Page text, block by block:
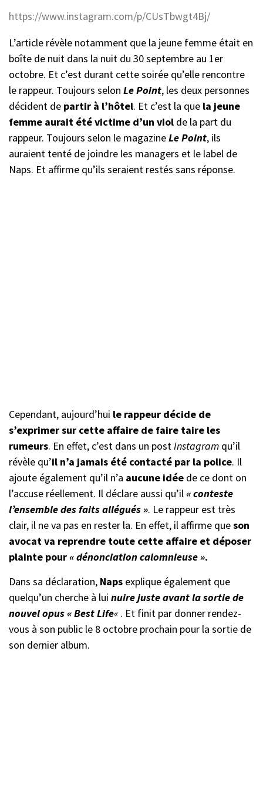
https://www.instagram.com/p/CUsTbwgt4Bj/
L’article révèle notamment que la jeune femme était en
boîte de nuit dans la nuit du 30 septembre au 1er
octobre. Et c’est durant cette soirée qu’elle rencontre
le rappeur. Toujours selon Le Point, les deux personnes
décident de partir à l’hôtel. Et c’est la que la jeune
femme aurait été victime d’un viol de la part du
rappeur. Toujours selon le magazineLe Point, ils
auraient tenté de joindre les managers et le label de
Naps. Et affirme qu’ils seraient restés sans réponse.
Cependant, aujourd’hui le rappeur décide de
s’exprimer sur cette affaire de faire taire les
rumeurs. En effet, c’est dans un postInstagram qu’il
révèle qu’il n’a jamais été contacté par la police. Il
ajoute également qu’il n’a aucune idée de ce dont on
l’accuse réellement. Il déclare aussi qu’il« conteste
l’ensemble des faitsallégués ». Le rappeur est très
clair, il ne va pas en rester la. En effet, il affirme queson
avocat va reprendre toute cette affaire et déposer
plainte pour« dénonciation calomnieuse ».
Dans sa déclaration, Naps explique également que
quelqu’un cherche à lui nuire juste avant la sortie de
nouvel opus « Best Life« . Et finit par donner rendez-
vous à son public le 8 octobre prochain pour la sortie de
son dernier album.